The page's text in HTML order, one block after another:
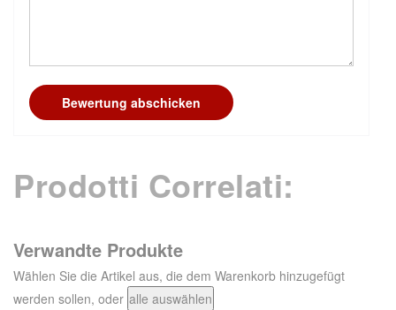
Bewertung abschicken
Prodotti Correlati:
Verwandte Produkte
Wählen Sie die Artikel aus, die dem Warenkorb hinzugefügt
werden sollen, oder alle auswählen